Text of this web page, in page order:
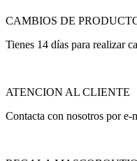
CAMBIOS DE
Tienes 14 días para realizar
ATENCION AL CLIENTE
Contacta con nosotros por